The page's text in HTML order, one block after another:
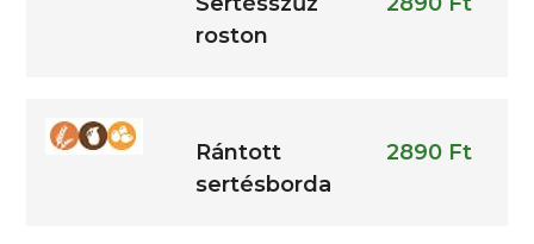
roston
Rántott
sertésborda
2890 Ft